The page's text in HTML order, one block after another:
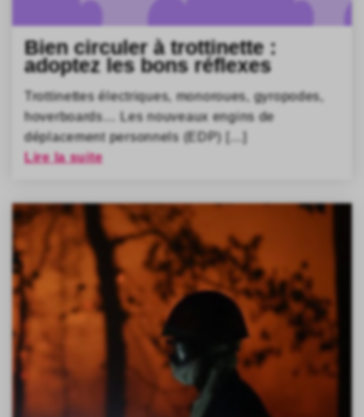
Bien circuler à trottinette :
adoptez les bons réflexes
Trottinettes électriques, monoroues, gyropodes,
hoverboards… Les nouveaux engins de
déplacement personnels (EDP) […]
Lire la suite